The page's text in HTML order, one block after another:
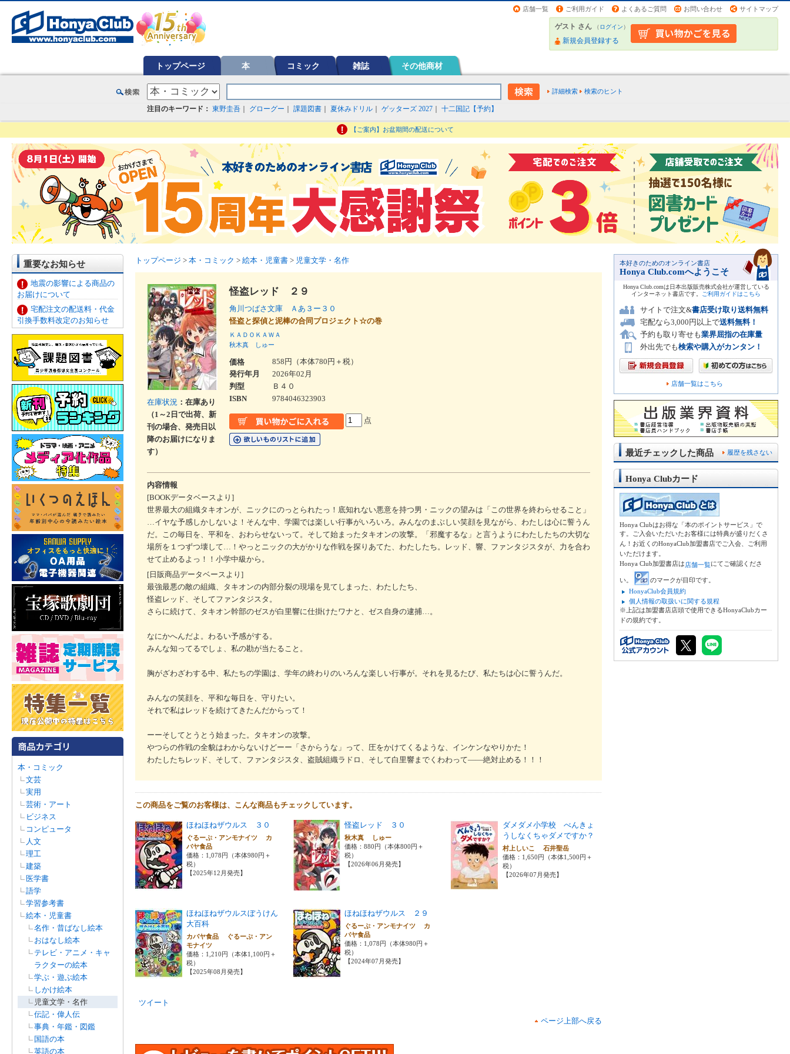
店舗一覧 ご利用ガイド よくあるご質問 お問い合わせ サイトマップ
ゲスト さん （ログイン）
新規会員登録する
トップページ 本 コミック 雑誌 その他商材
詳細検索 検索のヒント
注目のキーワード： 東野圭吾 グローグー 課題図書 夏休みドリル ゲッターズ 2027 十二国記【予約】
【ご案内】お盆期間の配送について
重要なお知らせ
地震の影響による商品の
お届けについて
宅配注文の配送料・代金
引換手数料改定のお知らせ
本・コミック
文芸
実用
芸術・アート
ビジネス
コンピュータ
人文
理工
建築
医学書
語学
学習参考書
絵本・児童書
名作・昔ばなし絵本
おはなし絵本
テレビ・アニメ・キャ
ラクターの絵本
学ぶ・遊ぶ絵本
しかけ絵本
児童文学・名作
伝記・偉人伝
事典・年鑑・図鑑
国語の本
英語の本
トップページ > 本・コミック > 絵本・児童書 > 児童文学・名作
在庫状況 ：在庫あり
（1～2日で出荷、新
刊の場合、発売日以
降のお届けになりま
す）
怪盗レッド ２９
角川つばさ文庫 Ａあ３ー３０
怪盗と探偵と泥棒の合同プロジェクト☆の巻
ＫＡＤＯＫＡＷＡ
秋木真
しゅー
価格
858円（本体780円＋税）
発行年月
2026年02月
判型
Ｂ４０
ISBN
9784046323903
点
内容情報
[BOOKデータベースより]
世界最大の組織タキオンが、ニックにのっとられたっ！底知れない悪意を持つ男・ニックの望みは「この世界を終わらせること」
…イヤな予感しかしないよ！そんな中、学園では楽しい行事がいろいろ。みんなのまぶしい笑顔を見ながら、わたしは心に誓うん
だ。この毎日を、平和を、おわらせないって。そして始まったタキオンの攻撃。「邪魔するな」と言うようにわたしたちの大切な
場所を１つずつ壊して…！やっとニックの大がかりな作戦を探りあてた、わたしたち。レッド、響、ファンタジスタが、力を合わ
せて止めるよっ！！小学中級から。
[日販商品データベースより]
最強最悪の敵の組織、タキオンの内部分裂の現場を見てしまった、わたしたち、
怪盗レッド、そしてファンタジスタ。
さらに続けて、タキオン幹部のゼスが白里響に仕掛けたワナと、ゼス自身の逮捕…。
なにかへんだよ。わるい予感がする。
みんな知ってるでしょ、私の勘が当たること。
胸がざわざわする中、私たちの学園は、学年の終わりのいろんな楽しい行事が。それを見るたび、私たちは心に誓うんだ。
みんなの笑顔を、平和な毎日を、守りたい。
それで私はレッドを続けてきたんだからって！
ーーそしてとうとう始まった。タキオンの攻撃。
やつらの作戦の全貌はわからないけどーー「さからうな」って、圧をかけてくるような、インケンなやりかた！
わたしたちレッド、そして、ファンタジスタ、盗賊組織ラドロ、そして白里響までくわわって――絶対止める！！！
この商品をご覧のお客様は、こんな商品もチェックしています。
ほねほねザウルス ３０
ぐるーぷ・アンモナイツ カ
バヤ食品
価格：1,078円（本体980円＋
税）
【2025年12月発売】
怪盗レッド ３０
秋木真 しゅー
価格：880円（本体800円＋
税）
【2026年06月発売】
ダメダメ小学校 べんきょ
うしなくちゃダメですか？
村上しいこ 石井聖岳
価格：1,650円（本体1,500円＋
税）
【2026年07月発売】
ほねほねザウルスぼうけん
大百科
カバヤ食品 ぐるーぷ・アン
モナイツ
価格：1,210円（本体1,100円＋
税）
【2025年08月発売】
ほねほねザウルス ２９
ぐるーぷ・アンモナイツ カ
バヤ食品
価格：1,078円（本体980円＋
税）
【2024年07月発売】
ツイート
ページ上部へ戻る
本好きのためのオンライン書店
Honya Club.comへようこそ
Honya Club.comは日本出版販売株式会社が運営している
インターネット書店です。
ご利用ガイドはこちら
サイトで注文&書店受け取り送料無料
宅配なら3,000円以上で送料無料！
予約も取り寄せも業界屈指の在庫量
外出先でも検索や購入がカンタン！
店舗一覧はこちら
履歴を残さない
最近チェックした商品
Honya Clubカード
Honya Clubはお得な「本のポイントサービス」で
す。ご入会いただいたお客様には特典が盛りだくさ
ん！お近くのHonyaClub加盟書店でご入会、ご利用
いただけます。
Honya Club加盟書店は店舗一覧にてご確認くださ
い。
のマークが目印です。
HonyaClub会員規約
個人情報の取扱いに関する規程
※上記は加盟書店店頭で使用できるHonyaClubカー
ドの規約です。